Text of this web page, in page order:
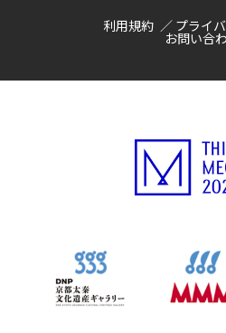
利用規約 プライ
お問い合